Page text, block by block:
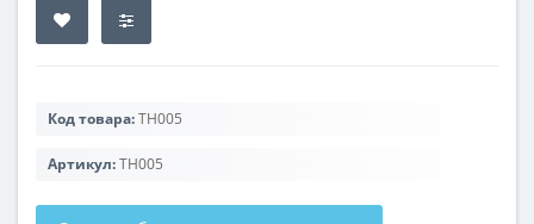
Код товара:TH005
Артикул:TH005